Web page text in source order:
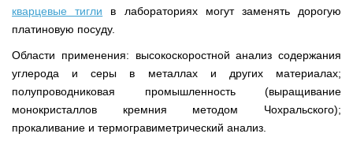
кварцевые тигли в лабораториях могут заменять дорогую
платиновую посуду.
Области применения: высокоскоростной анализ содержания
углерода и серы в металлах и других материалах;
полупроводниковая промышленность (выращивание
монокристаллов кремния методом Чохральского);
прокаливание и термогравиметрический анализ.